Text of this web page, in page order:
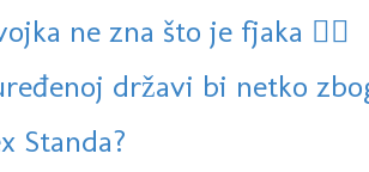
ne zna što je fjaka 🤷‍♀️
državi bi netko
Standa?